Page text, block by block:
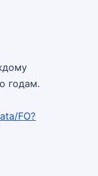
годам.
FO?